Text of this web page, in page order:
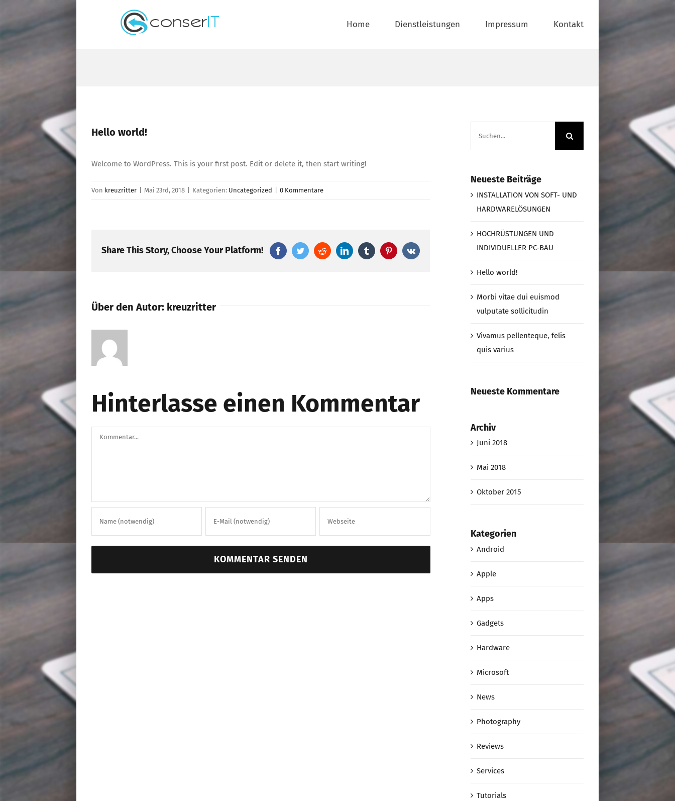
springen
Home Dienstleistungen Impressum Kontakt
Hello world!
Welcome to WordPress. This is your first post. Edit or delete it, then start writing!
Von kreuzritter Mai 23rd, 2018 Kategorien: Uncategorized 0 Kommentare
Share This Story, Choose Your Platform! FacebookTwitterRedditLinkedInTumblr Pinterest
Vk
Über den Autor: kreuzritter
Hinterlasse einen Kommentar
Kommentar
Neueste Beiträge
INSTALLATION VON SOFT- UND
HARDWARELÖSUNGEN
HOCHRÜSTUNGEN UND
INDIVIDUELLER PC-BAU
Hello world!
Morbi vitae dui euismod
vulputate sollicitudin
Vivamus pellenteque, felis
quis varius
Neueste Kommentare
Archiv
Juni 2018
Mai 2018
Oktober 2015
Kategorien
Android
Apple
Apps
Gadgets
Hardware
Microsoft
News
Photography
Reviews
Services
Tutorials